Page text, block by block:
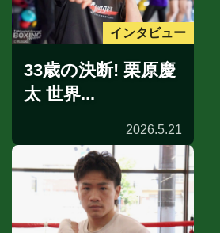
インタビュー
33歳の決断! 栗原慶
太 世界...
2026.5.21